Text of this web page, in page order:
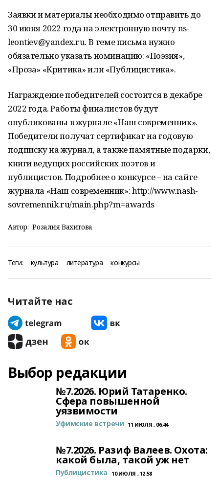
Заявки и материалы необходимо отправить до
30 июня 2022 года на электронную почту ns-
leontiev@yandex.ru. В теме письма нужно
обязательно указать номинацию: «Поэзия»,
«Проза» «Критика» или «Публицистика».
Награждение победителей состоится в декабре
2022 года. Работы финалистов будут
опубликованы в журнале «Наш современник».
Победители получат сертификат на годовую
подписку на журнал, а также памятные подарки,
книги ведущих российских поэтов и
публицистов. Подробнее о конкурсе – на сайте
журнала «Наш современник»: http://www.nash-
sovremennik.ru/main.php?m=awards
Автор: Розалия Вахитова
Теги: культура литература конкурсы
Читайте нас
Выбор редакции
№7.2026. Юрий Татаренко.
Сфера повышенной
уязвимости
Уфимские встречи 11 ИЮЛЯ , 06:44
№7.2026. Разиф Валеев. Охота:
какой была, такой уж нет
Публицистика 10 ИЮЛЯ , 12:58